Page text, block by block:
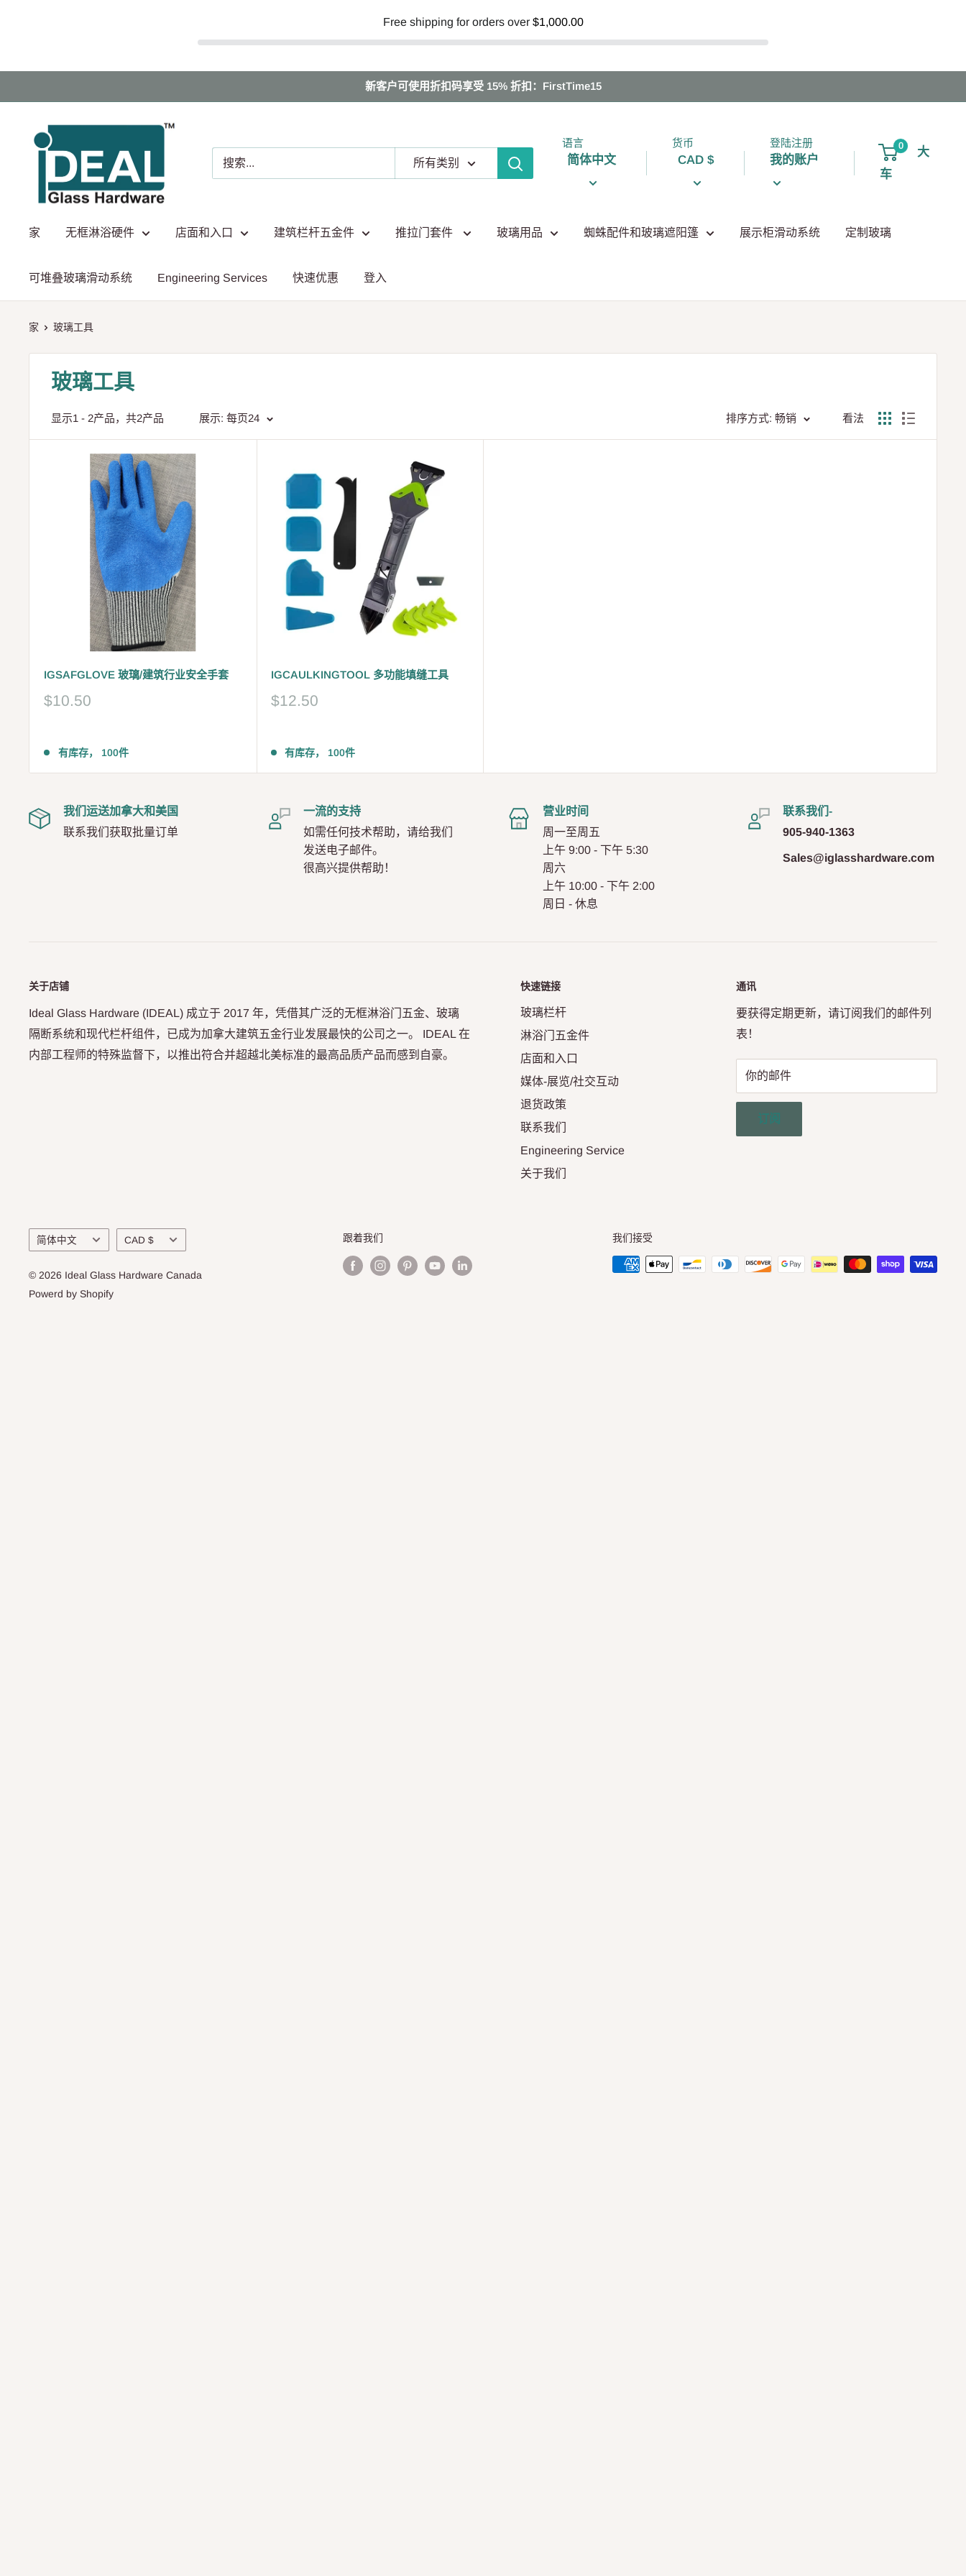
Free shipping for orders over $1,000.00
至
新客户可使用折扣码享受 15% 折扣：FirstTime15
Ideal
Glass
Hardware
Canada
所有类别
语言
简体中文
货币
CAD $
登陆注册
我的账户
0
大
车
家 无框淋浴硬件 店面和入口 建筑栏杆五金件 推拉门套件 玻璃用品 蜘蛛配件和玻璃遮阳篷 展示柜滑动系统 定制玻璃
可堆叠玻璃滑动系统 Engineering Services 快速优惠 登入
家 玻璃工具
玻璃工具
显示1 - 2产品，共2产品 展示: 每页24 排序方式: 畅销 看法
IGSAFGLOVE 玻璃/建筑行业安全手套
销
$10.50
论
有库存， 100件
IGCAULKINGTOOL 多功能填缝工具
销
$12.50
论
有库存， 100件
我们运送加拿大和美国
联系我们获取批量订单
一流的支持
如需任何技术帮助，请给我们
发送电子邮件。
很高兴提供帮助！
营业时间
周一至周五
上午 9:00 - 下午 5:30
周六
上午 10:00 - 下午 2:00
周日 - 休息
联系我们-
905-940-1363
Sales@iglasshardware.com
关于店铺
Ideal Glass Hardware (IDEAL) 成立于 2017 年，凭借其广泛的无框淋浴门五金、玻璃
隔断系统和现代栏杆组件，已成为加拿大建筑五金行业发展最快的公司之一。 IDEAL 在
内部工程师的特殊监督下，以推出符合并超越北美标准的最高品质产品而感到自豪。
快速链接
玻璃栏杆
淋浴门五金件
店面和入口
媒体-展览/社交互动
退货政策
联系我们
Engineering Service
关于我们
通讯
要获得定期更新，请订阅我们的邮件列
表！
你的邮件
订阅
语简体中文
货CAD $
© 2026 Ideal Glass Hardware Canada
Powerd by Shopify
跟着我们 我们接受